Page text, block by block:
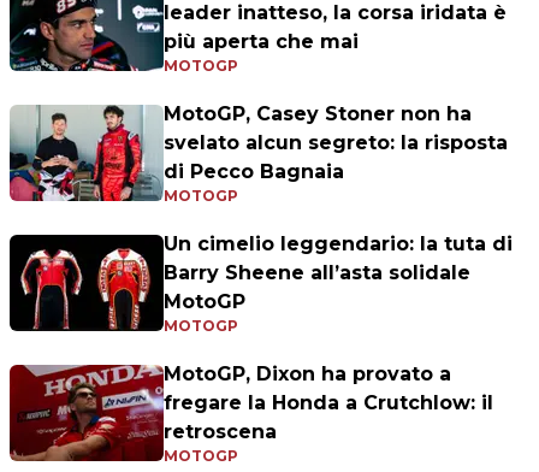
leader inatteso, la corsa iridata è
più aperta che mai
MOTOGP
MotoGP, Casey Stoner non ha
svelato alcun segreto: la risposta
di Pecco Bagnaia
MOTOGP
Un cimelio leggendario: la tuta di
Barry Sheene all’asta solidale
MotoGP
MOTOGP
MotoGP, Dixon ha provato a
fregare la Honda a Crutchlow: il
retroscena
MOTOGP